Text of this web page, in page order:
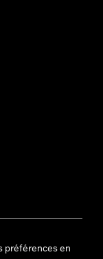
préférences en